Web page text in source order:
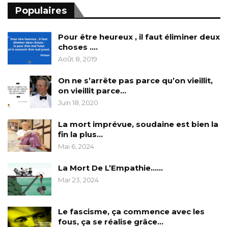
Populaires
Pour être heureux , il faut éliminer deux
choses ….
Août 8, 2019
On ne s’arrête pas parce qu’on vieillit,
on vieillit parce…
Juin 18, 2020
La mort imprévue, soudaine est bien la
fin la plus…
Mai 6, 2024
La Mort De L’Empathie……
Mar 23, 2024
Le fascisme, ça commence avec les
fous, ça se réalise grâce…